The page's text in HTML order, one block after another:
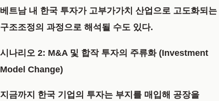
베트남 내 한국 투자가 고부가가치 산업으로 고도화되는
구조조정의 과정으로 해석될 수도 있다.
시나리오 2: M&A 및 합작 투자의 주류화 (Investment
Model Change)
지금까지 한국 기업의 투자는 부지를 매입해 공장을